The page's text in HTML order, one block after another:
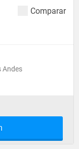
Comparar
Andes